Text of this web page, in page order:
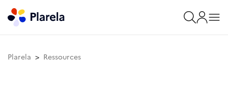
Plarela Ressources